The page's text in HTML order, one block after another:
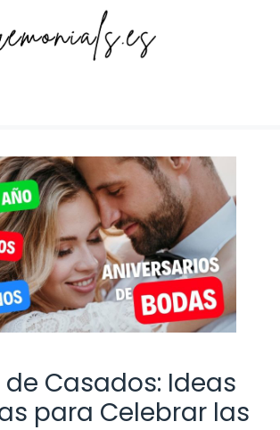
de Casados: Ideas
para Celebrar las